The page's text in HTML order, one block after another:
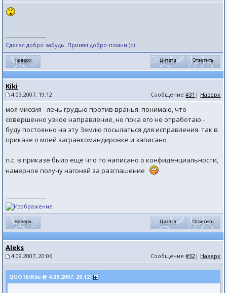
--------------------
Сделал добро-забудь. Принял добро-помни.(с)
Kiki
4.09.2007, 19:12 Сообщение#31 | Наверх
моя миссия - лечь грудью против вранья. понимаю, что
совершенно узкое направление, но пока его не отработаю -
буду постоянно на эту Землю посылаться для исправления. так в
приказе о моей загранкомандировке и записано
п.с. в приказе было еще что то написано о конфиденциальности,
намерное получу нагоняй за разглашение
--------------------
Aleks
4.09.2007, 20:06 Сообщение#32 | Наверх
QUOTE(Kiki @ 4.09.2007, 20:12)